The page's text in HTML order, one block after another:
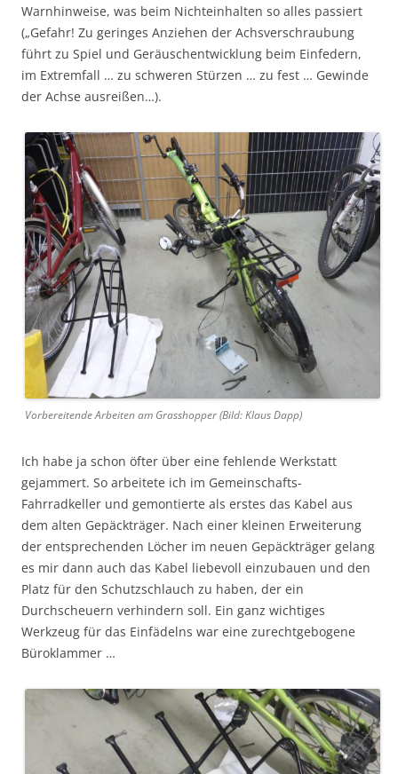
Warnhinweise, was beim Nichteinhalten so alles passiert
(„Gefahr! Zu geringes Anziehen der Achsverschraubung
führt zu Spiel und Geräuschentwicklung beim Einfedern,
im Extremfall … zu schweren Stürzen … zu fest … Gewinde
der Achse ausreißen…).
Vorbereitende Arbeiten am Grasshopper (Bild: Klaus Dapp)
Ich habe ja schon öfter über eine fehlende Werkstatt
gejammert. So arbeitete ich im Gemeinschafts-
Fahrradkeller und gemontierte als erstes das Kabel aus
dem alten Gepäckträger. Nach einer kleinen Erweiterung
der entsprechenden Löcher im neuen Gepäckträger gelang
es mir dann auch das Kabel liebevoll einzubauen und den
Platz für den Schutzschlauch zu haben, der ein
Durchscheuern verhindern soll. Ein ganz wichtiges
Werkzeug für das Einfädelns war eine zurechtgebogene
Büroklammer …